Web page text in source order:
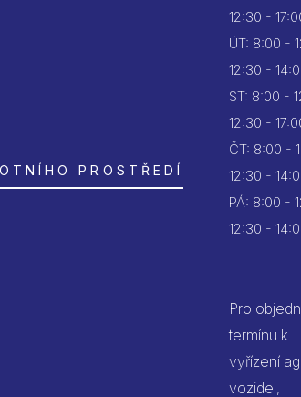
PROSTŘEDÍ
12:30 -
ÚT: 8:00 -
12:30 -
ST: 8:00 -
12:30 -
ČT: 8:00 -
12:30 -
PÁ: 8:00 -
12:30 -
Pro
termínu k
vyřízení
vozidel,